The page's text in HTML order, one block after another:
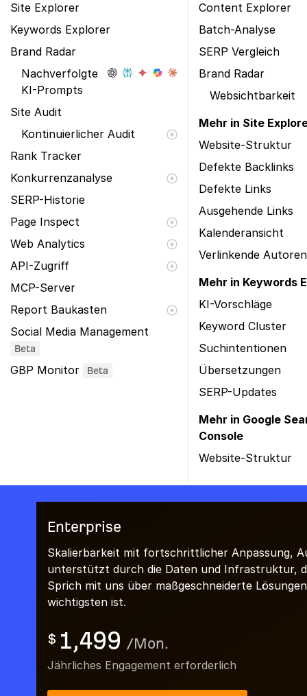
Site Explorer
Keywords Explorer
Brand Radar
Nachverfolgte
KI-Prompts
Site Audit
Kontinuierlicher Audit
Rank Tracker
Konkurrenzanalyse
SERP-Historie
Page Inspect
Web Analytics
API-Zugriff
MCP-Server
Report Baukasten
Social Media Management
Beta
GBP Monitor Beta
Content Explorer
Batch-Analyse
SERP Vergleich
Brand Radar
Websichtbarkeit
Mehr in Site
Website-Struktur
Defekte Backlinks
Defekte Links
Ausgehende Links
Kalenderansicht
Verlinkende Autoren
Mehr in Keywords
KI-Vorschläge
Keyword Cluster
Suchintentionen
Übersetzungen
SERP-Updates
Mehr in Google
Console
Website-Struktur
Enterprise
Skalierbarkeit mit fortschrittlicher Anpassung,
unterstützt durch die Daten und Infrastruktur,
Sprich mit uns über maßgeschneiderte
wichtigsten ist.
$ 1,499 /Mon.
Jährliches Engagement erforderlich